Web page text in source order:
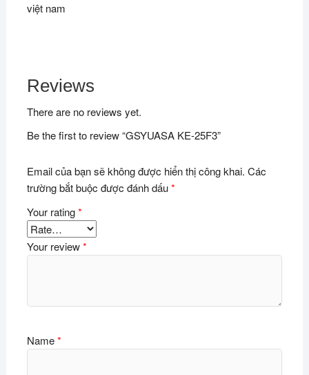
việt nam
Reviews
There are no reviews yet.
Be the first to review “GSYUASA KE-25F3”
Email của bạn sẽ không được hiển thị công khai. Các
trường bắt buộc được đánh dấu*
Your rating*
Your review*
Name*